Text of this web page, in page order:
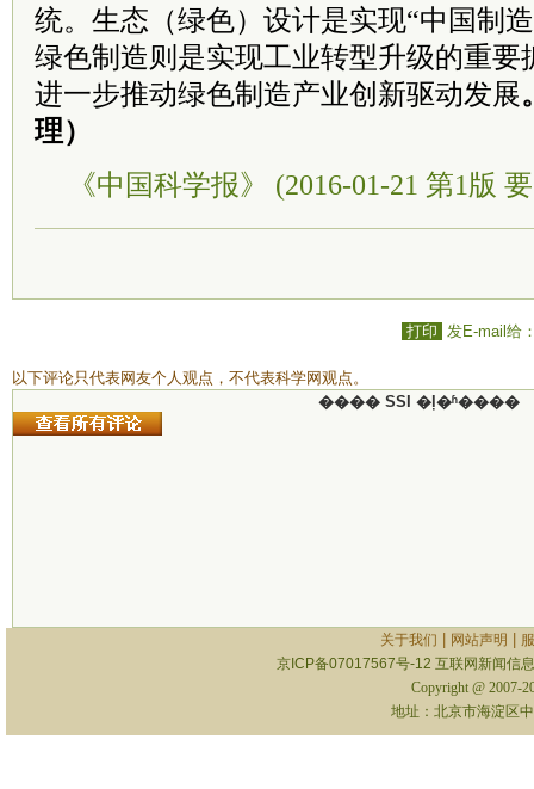
统。生态（绿色）设计是实现“中国制
绿色制造则是实现工业转型升级的重要
进一步推动绿色制造产业创新驱动发展
理）
《中国科学报》 (2016-01-21 第1版
打印 发E-mail给
以下评论只代表网友个人观点，不代表科学网观点。
���� SSI �ļ�ʱ����
关于我们 网站声明
京ICP备07017567号-12 互联网新闻信
Copyright @ 2007-
地址：北京市海淀区